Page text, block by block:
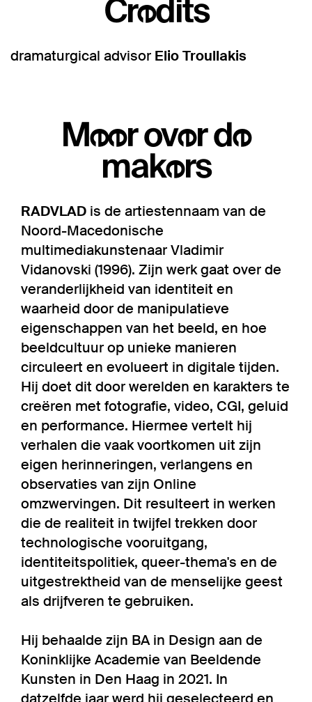
Credits
dramaturgical advisor Elio Troullakis
Meer over de
makers
RADVLAD is de artiestennaam van de
Noord-Macedonische
multimediakunstenaar Vladimir
Vidanovski (1996). Zijn werk gaat over de
veranderlijkheid van identiteit en
waarheid door de manipulatieve
eigenschappen van het beeld, en hoe
beeldcultuur op unieke manieren
circuleert en evolueert in digitale tijden.
Hij doet dit door werelden en karakters te
creëren met fotografie, video, CGI, geluid
en performance. Hiermee vertelt hij
verhalen die vaak voortkomen uit zijn
eigen herinneringen, verlangens en
observaties van zijn Online
omzwervingen. Dit resulteert in werken
die de realiteit in twijfel trekken door
technologische vooruitgang,
identiteitspolitiek, queer-thema's en de
uitgestrektheid van de menselijke geest
als drijfveren te gebruiken.
Hij behaalde zijn BA in Design aan de
Koninklijke Academie van Beeldende
Kunsten in Den Haag in 2021. In